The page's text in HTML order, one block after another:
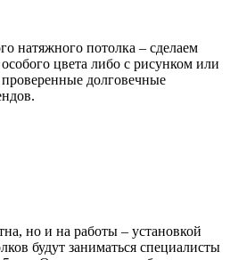
натяжного потолка – сделаем
цвета либо с рисунком или
долговечные
но и на работы – установкой
будут заниматься специалисты